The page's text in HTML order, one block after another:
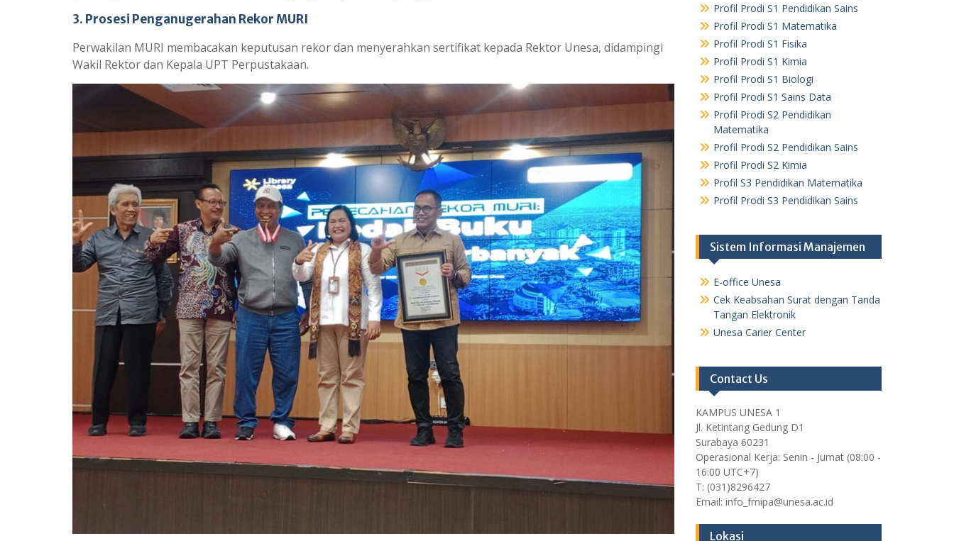
3. Prosesi Penganugerahan Rekor MURI
Perwakilan MURI membacakan keputusan rekor dan menyerahkan sertifikat kepada Rektor Unesa, didampingi
Wakil Rektor dan Kepala UPT Perpustakaan.
Profil Prodi S1 Pendidikan Sains
Profil Prodi S1 Matematika
Profil Prodi S1 Fisika
Profil Prodi S1 Kimia
Profil Prodi S1 Biologi
Profil Prodi S1 Sains Data
Profil Prodi S2 Pendidikan
Matematika
Profil Prodi S2 Pendidikan Sains
Profil Prodi S2 Kimia
Profil S3 Pendidikan Matematika
Profil Prodi S3 Pendidikan Sains
Sistem Informasi Manajemen
E-office Unesa
Cek Keabsahan Surat dengan Tanda
Tangan Elektronik
Unesa Carier Center
Contact Us
KAMPUS UNESA 1
Jl. Ketintang Gedung D1
Surabaya 60231
Operasional Kerja: Senin - Jumat (08:00 -
16:00 UTC+7)
T: (031)8296427
Email: info_fmipa@unesa.ac.id
Lokasi